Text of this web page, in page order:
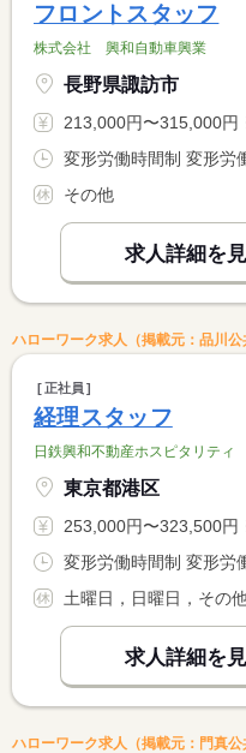
フロントスタッフ
株式会社 興和自動車興業
長野県諏訪市
213,000円〜315,000円 ※フルタイム求人の場合は
その他
求人詳細を
ハローワーク求人（掲載元：品川公
正社員
経理スタッフ
日鉄興和不動産ホスピタリテ
東京都港区
253,000円〜323,500円 ※フルタイム求人の場合は
土曜日，日曜日，その
求人詳細を
ハローワーク求人（掲載元：門真公